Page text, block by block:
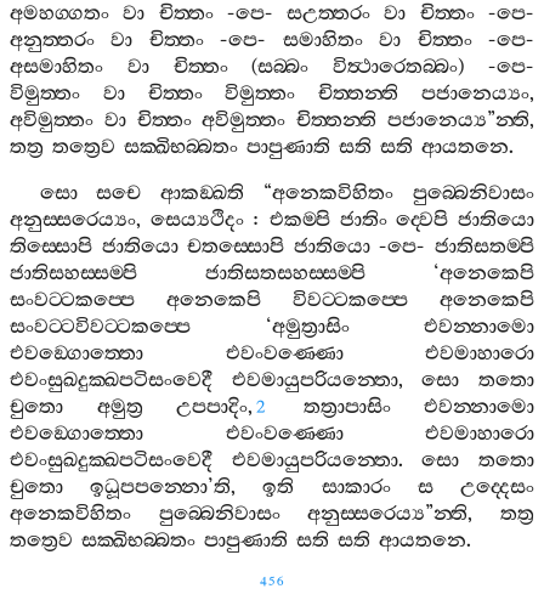
අමහග‍්ගතං වා චිත‍්තං-පෙ-සඋත‍්තරං වා චිත‍්තං-පෙ-
අනුත‍්තරං
වා චිත‍්තං-පෙ- සමාහිතං වා චිත‍්තං-පෙ-
අසමාහිතං
වා චිත‍්තං(සබ‍්බං විත්‍ථාරෙතබ‍්බං) -පෙ-
විමුත‍්තං
වා චිත‍්තං විමුත‍්තං චිත‍්තන‍්ති පජානෙය්‍යං,
අවිමුත‍්තං වා චිත‍්තං අවිමුත‍්තං චිත‍්තන‍්ති පජානෙය්‍ය”න‍්ති,
තත්‍ර තත්‍රෙව සක‍්ඛිභබ‍්බතං පාපුණාති සති සති ආයතනෙ.
සො
සචෙ ආකඞ‍්ඛති “අනෙකවිහිතං
පුබ‍්බෙනිවාසං
අනුස‍්සරෙය්‍යං, සෙය්‍යථිදං:එකම‍්පි ජාතිං ද‍්වෙපි ජාතියො
තිස‍්සොපි ජාතියො චතස‍්සොපි ජාතියො-පෙ-ජාතිසතම‍්පි
ජාතිසහස‍්සම‍්පි
ජාතිසතසහස‍්සම‍්පි ‘අනෙකෙපි
සංවට‍්ටකප‍්පෙ
අනෙකෙපි විවට‍්ටකප‍්පෙ
අනෙකෙපි
සංවට‍්ටවිවට‍්ටකප‍්පෙ ‘අමුත්‍රාසිං
එවන‍්නාමො
එවඞ‍්ගොත‍්තො
එවංවණ‍්ණො
එවමාහාරො
එවංසුඛදුක‍්ඛපටිසංවෙදී
එවමායුපරියන‍්තො,සො
තතො
චුතො
අමුත්‍ර උපපාදිං, 2 තත්‍රාපාසිං
එවන‍්නාමො
එවඞ‍්ගොත‍්තො
එවංවණ‍්ණො
එවමාහාරො
එවංසුඛදුක‍්ඛපටිසංවෙදී
එවමායුපරියන‍්තො.සො
තතො
චුතො
ඉධූපපන‍්නො’ති,ඉති සාකාරං ස
උද‍්දෙසං
අනෙකවිහිතං
පුබ‍්බෙනිවාසං අනුස‍්සරෙය්‍ය”න‍්ති,තත්‍ර
තත්‍රෙව සක‍්ඛිභබ‍්බතං පාපුණාති සති සති ආයතනෙ.
456